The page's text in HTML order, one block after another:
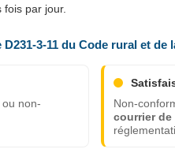
par jour.
D231-3-11 du Code rural et de
non-
Non-
courrier de